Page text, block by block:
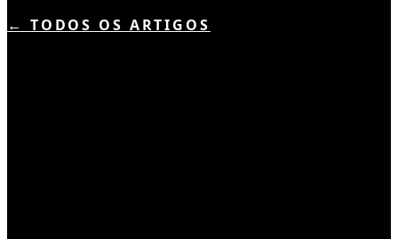
← TODOS OS ARTIGOS